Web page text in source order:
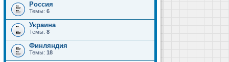
Россия
Темы: 6
Украина
Темы: 8
Финляндия
Темы: 18